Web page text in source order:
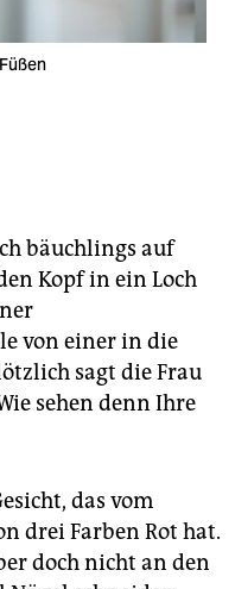
bäuchlings auf
Kopf in ein Loch
von einer in die
sagt die Frau
sehen denn Ihre
das vom
drei Farben Rot hat.
doch nicht an den